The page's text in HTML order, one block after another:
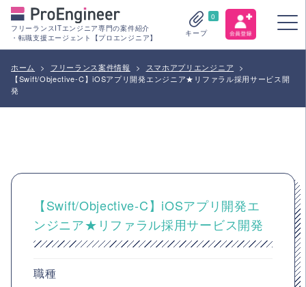
フリーランスITエンジニア専門の案件紹介
・転職支援エージェント【プロエンジニア】
0
キープ
ホーム > フリーランス案件情報 > スマホアプリエンジニア
>
【Swift/Objective-C】iOSアプリ開発エンジニア★リファラル採用サービス開
発
【Swift/Objective-C】iOSアプリ開発エ
ンジニア★リファラル採用サービス開発
職種